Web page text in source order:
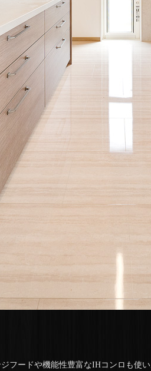
フードや機能性豊富なIHコンロも使